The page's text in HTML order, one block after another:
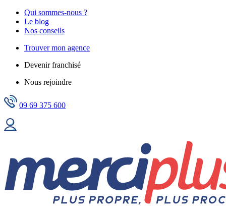
Qui sommes-nous ?
Le blog
Nos conseils
Trouver mon agence
Devenir franchisé
Nous rejoindre
09 69 375 600